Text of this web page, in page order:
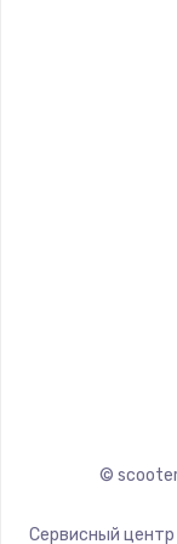
©
Сервисный